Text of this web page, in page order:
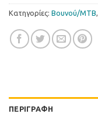
Κατηγορίες: Βουνού/ΜΤΒ,
ΠΕΡΙΓΡΑΦΉ